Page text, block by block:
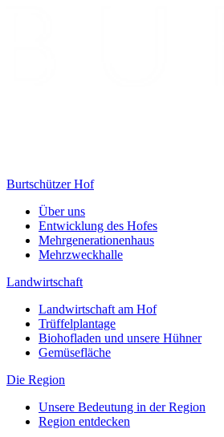
Burtschützer Hof
Über uns
Entwicklung des Hofes
Mehrgenerationenhaus
Mehrzweckhalle
Landwirtschaft
Landwirtschaft am Hof
Trüffelplantage
Biohofladen und unsere Hühner
Gemüsefläche
Die Region
Unsere Bedeutung in der Region
Region entdecken